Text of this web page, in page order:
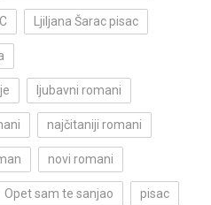
Ljiljana Šarac pisac
ljubavni romani
najčitaniji romani
novi romani
Opet sam te sanjao pisac